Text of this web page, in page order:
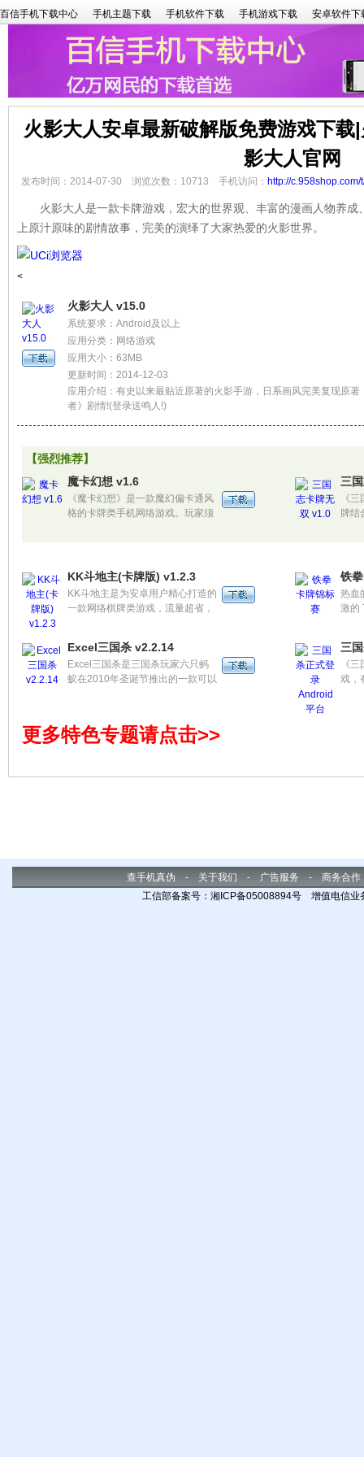
百信手机下载中心 手机主题下载 手机软件下载 手机游戏下载 安卓软件下
火影大人安卓最新破解版免费游戏下
影大人官网
发布时间：2014-07-30 浏览次数：10713 手机访问： http://c.958shop.com/
火影大人是一款卡牌游戏，宏大的世界观、丰富的漫画人物养成
上原汁原味的剧情故事，完美的演绎了大家热爱的火影世界。
<
火影大人 v15.0
系统要求：Android及以上
应用分类：网络游戏
应用大小：63MB
更新时间：2014-12-03
应用介绍：有史以来最贴近原著的火影手游，日系画风完美复现原著
者》剧情!(登录送鸣人!)
【强烈推荐】
魔卡幻想 v1.6
《魔卡幻想》是一款魔幻偏卡通风
格的卡牌类手机网络游戏。玩家须
族所赋予的鲜明特点外，每张卡牌
本身也有其能力上的偏向，这些传
统要素再配以BOSS战、军团战、
走迷宫、杀盗贼等创意玩法，奠定
三
《
牌结
捷的
武将
彩的
手游
KK斗地主(卡牌版) v1.2.3
KK斗地主是为安卓用户精心打造的
一款网络棋牌类游戏，流量超省，
乐。
铁
热血
激的
平板
无
情享
Excel三国杀 v2.2.14
Excel三国杀是三国杀玩家六只蚂
蚁在2010年圣诞节推出的一款可以
领、学生一族所喜爱，新浪、 网易
等大网站第一时间就做了报道，并
三
《
戏，
更多特色专题请点击>>
查手机真伪 - 关于我们 - 广告服务 - 商务合作
工信部备案号：湘ICP备05008894号 增值电信